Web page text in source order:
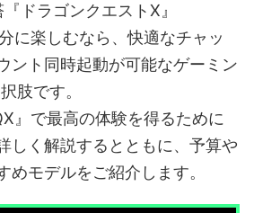
ドラゴンクエストX』
に楽しむなら、快適なチャッ
ント同時起動が可能なゲーミン
肢です。
』で最高の体験を得るために
しく解説するとともに、予算や
めモデルをご紹介します。